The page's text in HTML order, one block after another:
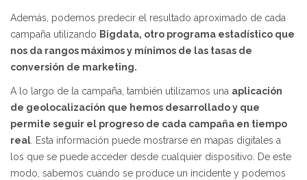
Además, podemos predecir el resultado aproximado de cada
campaña utilizando Bigdata, otro programa estadístico que
nos da rangos máximos y mínimos de las tasas de
conversión de marketing.
A lo largo de la campaña, también utilizamos una aplicación
de geolocalización que hemos desarrollado y que
permite seguir el progreso de cada campaña en tiempo
real . Esta información puede mostrarse en mapas digitales a
los que se puede acceder desde cualquier dispositivo. De este
modo, sabemos cuándo se produce un incidente y podemos